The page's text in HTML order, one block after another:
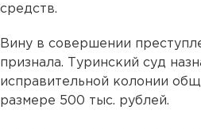
средств.
Вину в совершении
признала. Туринский суд
исправительной колонии
размере 500 тыс. рублей.